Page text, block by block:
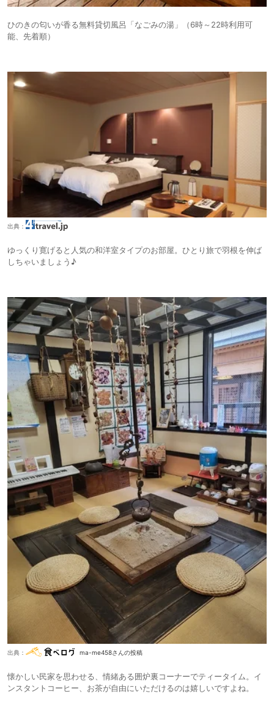
ひのきの匂いが香る無料貸切風呂「なごみの湯」（6時～22時利用可
能、先着順）
出典：
ゆっくり寛げると人気の和洋室タイプのお部屋。ひとり旅で羽根を伸ば
しちゃいましょう♪
出典： ma-me458さんの投稿
懐かしい民家を思わせる、情緒ある囲炉裏コーナーでティータイム。イ
ンスタントコーヒー、お茶が自由にいただけるのは嬉しいですよね。